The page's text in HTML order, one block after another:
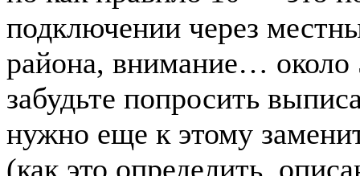
подключении через
района, внимание…
забудьте попросить
нужно еще к этому
(как это определить,